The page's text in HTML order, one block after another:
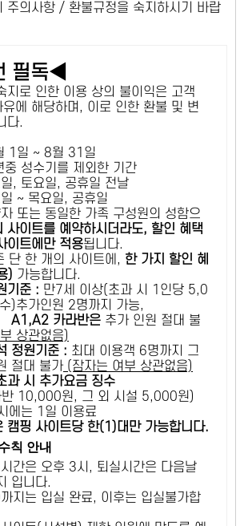
주의사항 / 환불규정을 숙지하시기 바랍
필독◀
지로 인한 이용 상의 불이익은 고객
유에 해당하며, 이로 인한 환불 및 변
다.
1일 ~ 8월 31일
성수기를 제외한 기간
, 토요일, 공휴일 전날
~ 목요일, 공휴일
또는 동일한 가족 구성원의 성함으
사이트를 예약하시더라도, 할인 혜택
이트에만 적용됩니다.
단 한 개의 사이트에, 한 가지 할인 혜
) 가능합니다.
기준 : 만7세 이상(초과 시 1인당 5,0
)추가인원 2명까지 가능,
카라반은 추가 인원 절대 불
상관없음)
정원기준 : ​최대 이용객 6명까지 그
절대 불가 (잠자는 여부 상관없음)
과 시 추가요금 징수
반 10,000원, 그 외 시설 5,000원)
에는 1일 이용료
캠핑 사이트당 한(1)대만 가능합니다.
칙 안내
간은 오후 3시, 퇴실시간은 다음날
입니다.
지는 입실 완료, 이후는 입실불가합